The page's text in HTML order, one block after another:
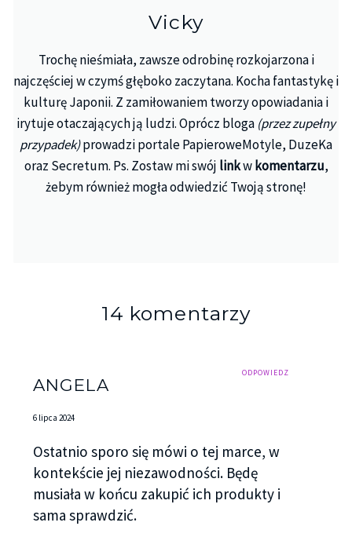
Vicky
Trochę nieśmiała, zawsze odrobinę rozkojarzona i
najczęściej w czymś głęboko zaczytana. Kocha fantastykę i
kulturę Japonii. Z zamiłowaniem tworzy opowiadania i
irytuje otaczających ją ludzi. Oprócz bloga (przez zupełny
przypadek)prowadzi portale PapieroweMotyle, DuzeKa
oraz Secretum. Ps. Zostaw mi swój linkwkomentarzu,
żebym również mogła odwiedzić Twoją stronę!
14 komentarzy
ODPOWIEDZ
ANGELA
6 lipca 2024
Ostatnio sporo się mówi o tej marce, w
kontekście jej niezawodności. Będę
musiała w końcu zakupić ich produkty i
sama sprawdzić.